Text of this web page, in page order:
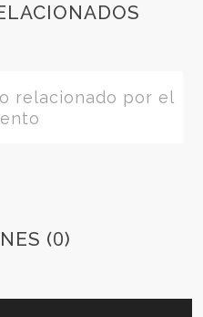
relacionado por el
(0)